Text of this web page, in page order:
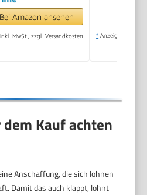
Amazon ansehen
MwSt., zzgl. Versandkosten * Anzeige
Kauf achten
Anschaffung, die sich lohnen
Damit das auch klappt, lohnt